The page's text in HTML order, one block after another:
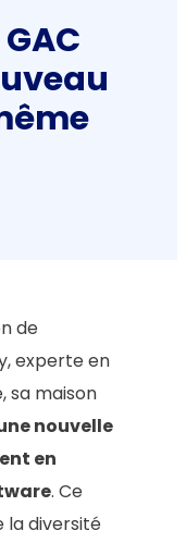
de
experte en
sa maison
nouvelle
en
. Ce
la diversité